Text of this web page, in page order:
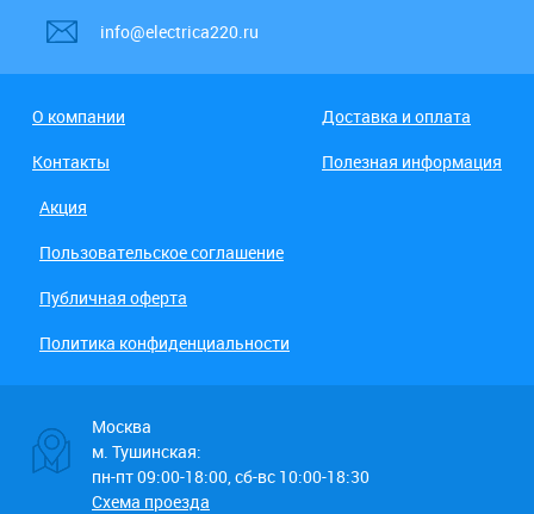
info@electrica220.ru
О компании
Доставка и оплата
Контакты
Полезная информация
Акция
Пользовательское соглашение
Публичная оферта
Политика конфиденциальности
Москва
м. Тушинская:
пн-пт 09:00-18:00, сб-вс 10:00-18:30
Схема проезда